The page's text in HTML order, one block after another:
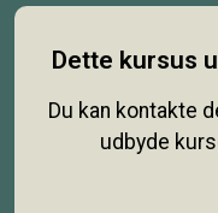
Dette kursus
Du kan kontakte
udbyde